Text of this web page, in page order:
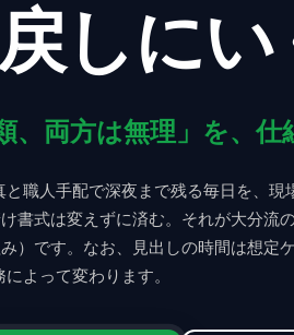
しにい
、両方は無理」を、仕
と職人手配で深夜まで残る毎日を、現
書式は変えずに済む。それが大分流
）です。なお、見出しの時間は想定
よって変わります。